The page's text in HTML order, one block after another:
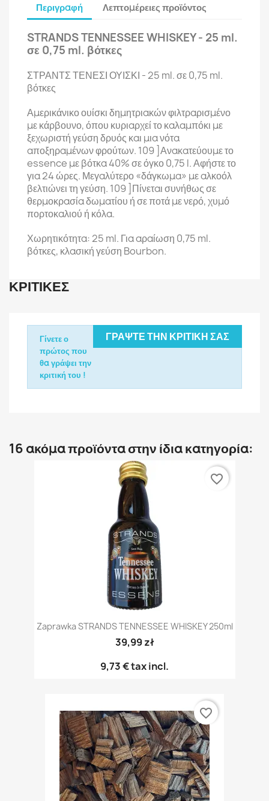
Περιγραφή Λεπτομέρειες προϊόντος
STRANDS TENNESSEE WHISKEY - 25 ml.
σε 0,75 ml. βότκες
ΣΤΡΑΝΤΣ ΤΕΝΕΣΙ ΟΥΙΣΚΙ - 25 ml. σε 0,75 ml.
βότκες
Αμερικάνικο ουίσκι δημητριακών φιλτραρισμένο
με κάρβουνο, όπου κυριαρχεί το καλαμπόκι με
ξεχωριστή γεύση δρυός και μια νότα
αποξηραμένων φρούτων. 109 ] Ανακατεύουμε το
essence με βότκα 40% σε όγκο 0,75 l. Αφήστε το
για 24 ώρες. Μεγαλύτερο «δάγκωμα» με αλκοόλ
βελτιώνει τη γεύση. 109 ] Πίνεται συνήθως σε
θερμοκρασία δωματίου ή σε ποτά με νερό, χυμό
πορτοκαλιού ή κόλα.
Χωρητικότητα: 25 ml. Για αραίωση 0,75 ml.
βότκες, κλασική γεύση Bourbon.
ΚΡΙΤΙΚΈΣ
ΓΡΆΨΤΕ ΤΗΝ ΚΡΙΤΙΚΉ ΣΑΣ
Γίνετε ο
πρώτος που
θα γράψει την
κριτική του !
16 ακόμα προϊόντα στην ίδια κατηγορία:
Zaprawka STRANDS TENNESSEE WHISKEY 250ml
39,99 zł
9,73 €tax incl.
favorite_border
favorite_border